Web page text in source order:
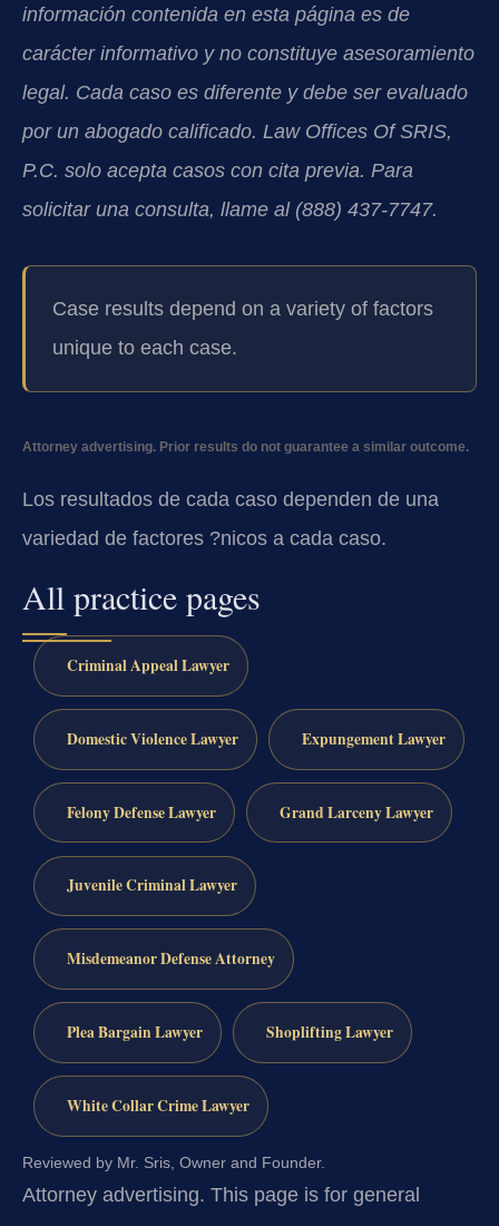
información contenida en esta página es de
carácter informativo y no constituye asesoramiento
legal. Cada caso es diferente y debe ser evaluado
por un abogado calificado. Law Offices Of SRIS,
P.C. solo acepta casos con cita previa. Para
solicitar una consulta, llame al (888) 437-7747.
Case results depend on a variety of factors
unique to each case.
Attorney advertising. Prior results do not guarantee a similar outcome.
Los resultados de cada caso dependen de una
variedad de factores ?nicos a cada caso.
All practice pages
Criminal Appeal Lawyer
Domestic Violence Lawyer Expungement Lawyer
Felony Defense Lawyer Grand Larceny Lawyer
Juvenile Criminal Lawyer
Misdemeanor Defense Attorney
Plea Bargain Lawyer Shoplifting Lawyer
White Collar Crime Lawyer
Reviewed by Mr. Sris, Owner and Founder.
Attorney advertising. This page is for general